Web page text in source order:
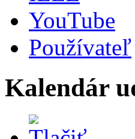
YouTube
Používateľ
Kalendár